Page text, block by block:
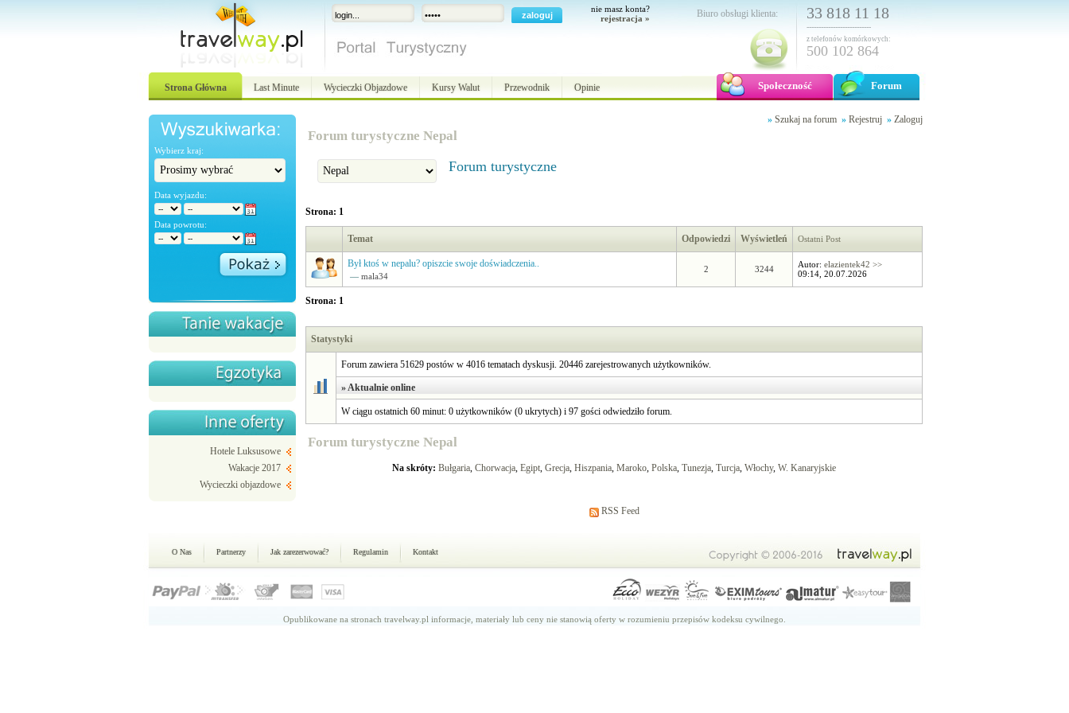
nie masz konta?
rejestracja »
Biuro obsługi klienta: 33 818 11 18
---------------------------
z telefonów komórkowych:
500 102 864
Strona Główna Last Minute Wycieczki Objazdowe Kursy Walut Przewodnik Opinie Forum
Społeczność
Wybierz kraj:
Data wyjazdu:
Data powrotu:
Hotele Luksusowe
Wakacje 2017
Wycieczki objazdowe
» Szukaj na forum » Rejestruj » Zaloguj
Forum turystyczne Nepal
Forum turystyczne
Strona: 1
Temat Odpowiedzi Wyświetleń Ostatni Post
Był ktoś w nepalu? opiszcie swoje doświadczenia..
— mala34
2 3244 Autor: elazientek42 >>
09:14, 20.07.2026
Strona: 1
Statystyki
Forum zawiera 51629 postów w 4016 tematach dyskusji. 20446 zarejestrowanych użytkowników.
» Aktualnie online
W ciągu ostatnich 60 minut: 0 użytkowników (0 ukrytych) i 97 gości odwiedziło forum.
Forum turystyczne Nepal
Na skróty: Bułgaria, Chorwacja, Egipt, Grecja, Hiszpania, Maroko, Polska, Tunezja, Turcja, Włochy, W. Kanaryjskie
RSS Feed
O Nas Partnerzy Jak zarezerwować? Regulamin Kontakt
Opublikowane na stronach travelway.pl informacje, materiały lub ceny nie stanowią oferty w rozumieniu przepisów kodeksu cywilnego.